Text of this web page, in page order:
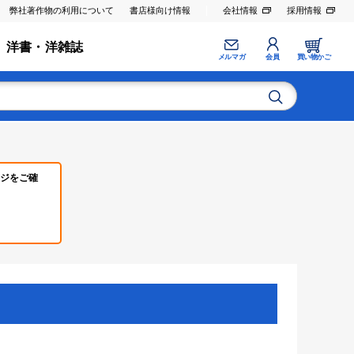
弊社著作物の利用について 書店様向け情報 会社情報 採用情報
洋書・洋雑誌
メルマガ 会員 買い物かご
をご確